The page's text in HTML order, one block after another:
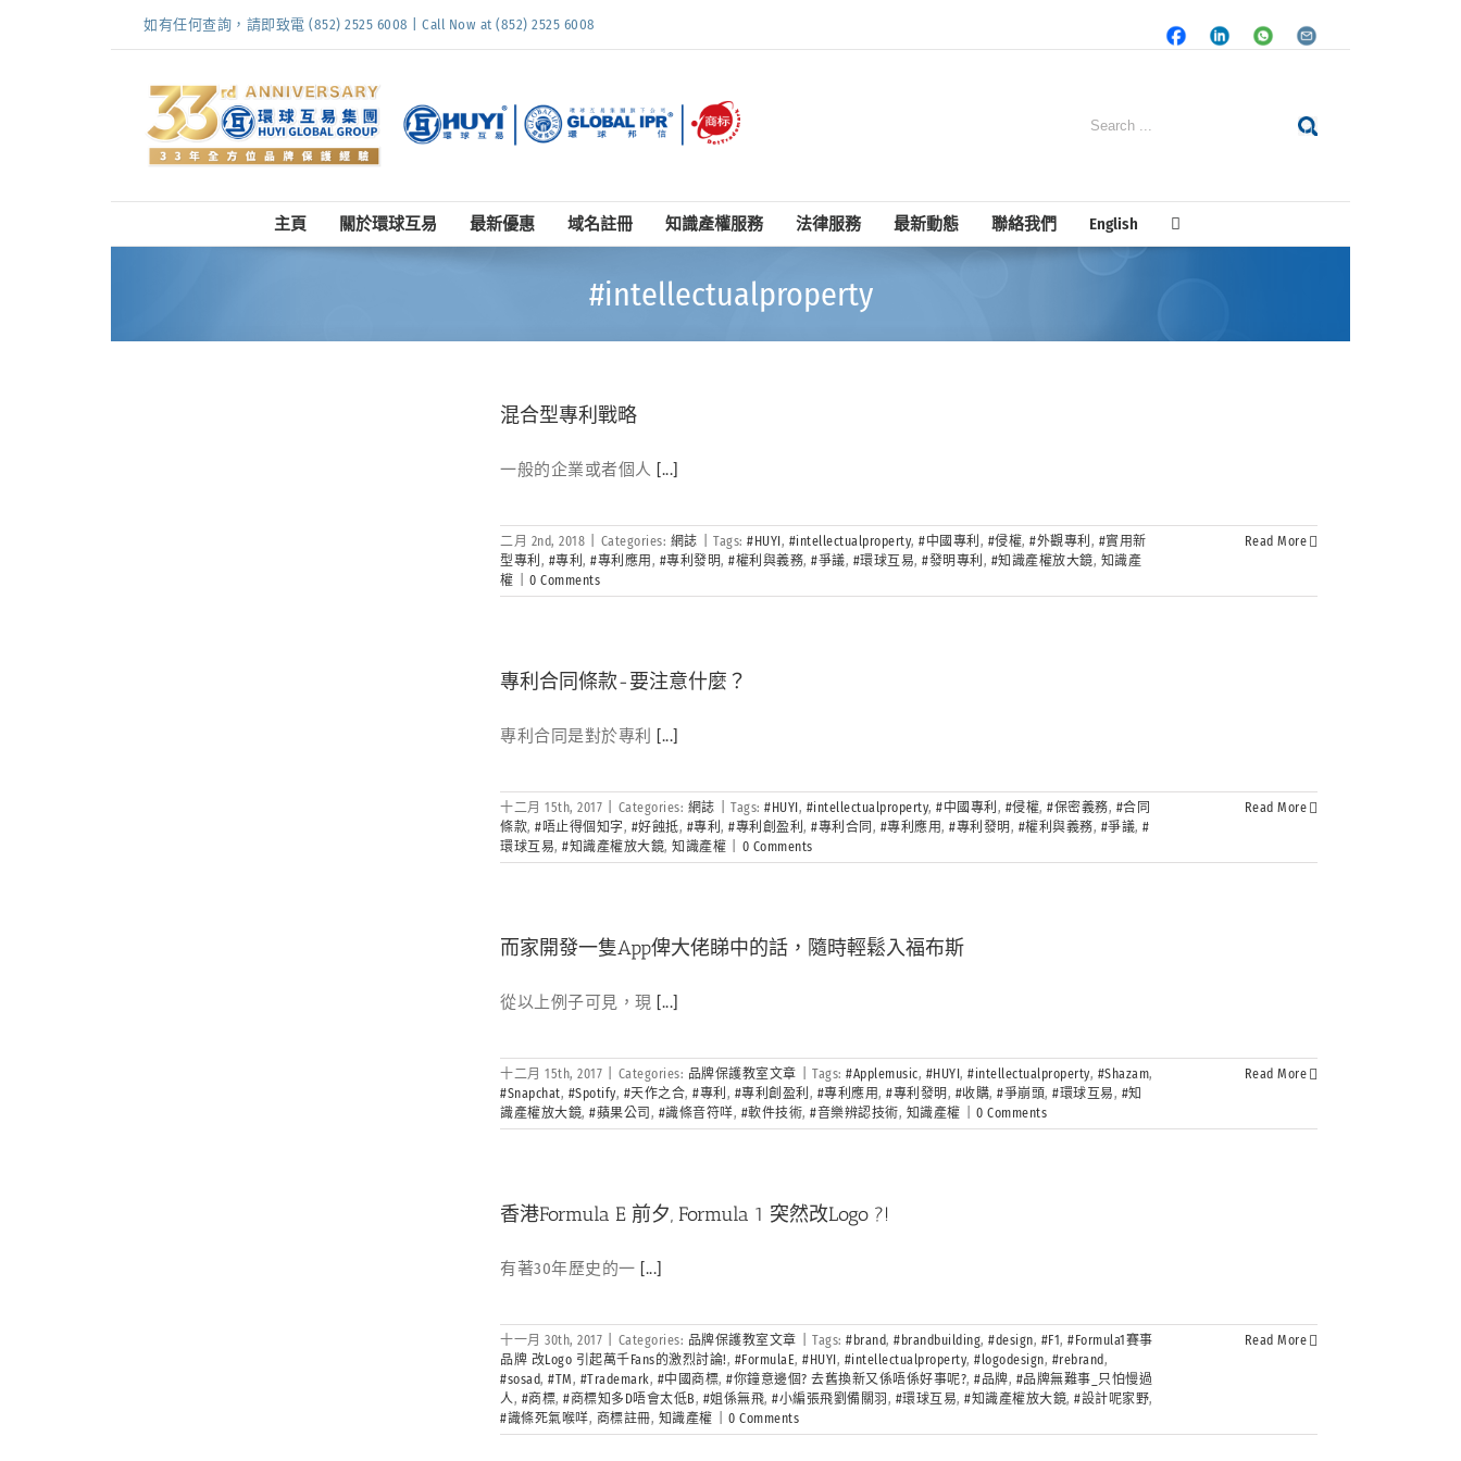
如有任何查詢，請即致電 (852) 2525 6008 | Call Now at (852) 2525 6008
FacebookLinkedInWhatsapp
Email
Search
主頁 關於環球互易 最新優惠 域名註冊 知識產權服務 法律服務 最新動態 聯絡我們 English
#intellectualproperty
混合型專利戰略
一般的企業或者個人 [...]
二月 2nd, 2018 Categories: 網誌 Tags:#HUYI , #intellectualproperty,#中國專利 , #侵權,#外觀專利 , #實用新
型專利 , #專利,#專利應用 , #專利發明,#權利與義務,#爭議, #環球互易,#發明專利 , #知識產權放大鏡, 知識產
權
0 Comments
Read More
專利合同條款-要注意什麼？
專利合同是對於專利 [...]
十二月 15th, 2017 Categories: 網誌 Tags:#HUYI , #intellectualproperty,#中國專利 , #侵權,#保密義務, #合同
條款,#唔止得個知字, #好蝕抵, #專利,#專利創盈利,#專利合同 , #專利應用,#專利發明, #權利與義務, #爭議,#
環球互易,#知識產權放大鏡,知識產權 0 Comments
Read More
而家開發一隻App俾大佬睇中的話，隨時輕鬆入福布斯
從以上例子可見，現 [...]
十二月 15th, 2017 Categories: 品牌保護教室文章 Tags:#Applemusic, #HUYI,#intellectualproperty, #Shazam,
#Snapchat, #Spotify, #天作之合,#專利 , #專利創盈利 , #專利應用,#專利發明, #收購,#爭崩頭,#環球互易, #知
識產權放大鏡,#蘋果公司 , #識條音符咩, #軟件技術,#音樂辨認技術, 知識產權 0 Comments
Read More
香港Formula E 前夕, Formula 1 突然改Logo ?!
有著30年歷史的一 [...]
十一月 30th, 2017 Categories: 品牌保護教室文章 Tags:#brand,#brandbuilding,#design, #F1,#Formula1賽事
品牌 改Logo 引起萬千Fans的激烈討論!, #FormulaE,#HUYI , #intellectualproperty,#logodesign, #rebrand,
#sosad,#TM, #Trademark, #中國商標,#你鐘意邊個? 去舊換新又係唔係好事呢?,#品牌, #品牌無難事_只怕慢過
人, #商標,#商標知多D唔會太低B, #姐係無飛,#小編張飛劉備關羽 , #環球互易,#知識產權放大鏡,#設計呢家野,
#識條死氣喉咩, 商標註冊, 知識產權 0 Comments
Read More